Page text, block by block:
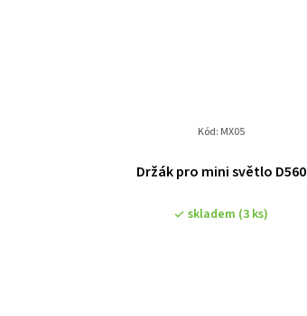
Držák pro mini světlo D560
skladem (3 ks)
Kód: MX05